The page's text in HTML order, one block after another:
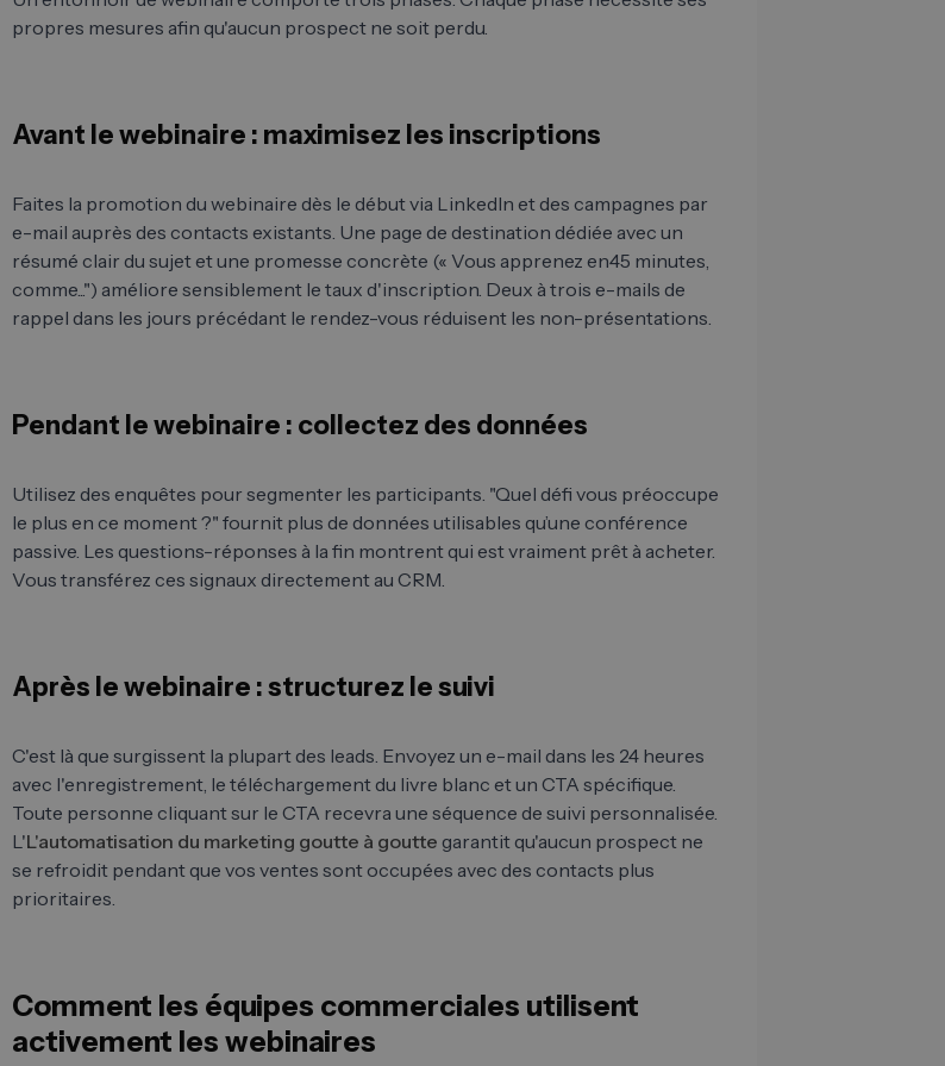
propres mesures afin qu'aucun prospect ne soit perdu.
Avant le webinaire : maximisez les inscriptions
Faites la promotion du webinaire dès le début via LinkedIn et des campagnes par
e-mail auprès des contacts existants. Une page de destination dédiée avec un
résumé clair du sujet et une promesse concrète (« Vous apprenez en45 minutes,
comme...") améliore sensiblement le taux d'inscription. Deux à trois e-mails de
rappel dans les jours précédant le rendez-vous réduisent les non-présentations.
Pendant le webinaire : collectez des données
Utilisez des enquêtes pour segmenter les participants. "Quel défi vous préoccupe
le plus en ce moment ?" fournit plus de données utilisables qu’une conférence
passive. Les questions-réponses à la fin montrent qui est vraiment prêt à acheter.
Vous transférez ces signaux directement au CRM.
Après le webinaire : structurez le suivi
C'est là que surgissent la plupart des leads. Envoyez un e-mail dans les 24 heures
avec l'enregistrement, le téléchargement du livre blanc et un CTA spécifique.
Toute personne cliquant sur le CTA recevra une séquence de suivi personnalisée.
L'L'automatisation du marketing goutte à goutte garantit qu'aucun prospect ne
se refroidit pendant que vos ventes sont occupées avec des contacts plus
prioritaires.
Comment les équipes commerciales utilisent
activement les webinaires